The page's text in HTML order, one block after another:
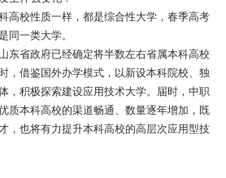
高校性质一样，都是综合性大学，春季高考
同一类大学。
东省政府已经确定将半数左右省属本科高校
，借鉴国外办学模式，以新设本科院校、独
，积极探索建设应用技术大学。届时，中职
质本科高校的渠道畅通、数量逐年增加，既
，也将有力提升本科高校的高层次应用型技